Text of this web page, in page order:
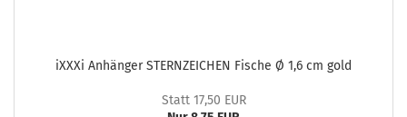
iXXXi An­hän­ger STERN­ZEI­CHEN Fi­sche Ø 1,6 cm gold
Statt 17,50 EUR